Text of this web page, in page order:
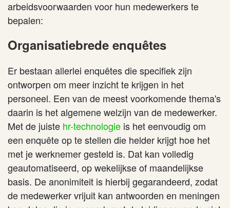
arbeidsvoorwaarden voor hun medewerkers te
bepalen:
Organisatiebrede enquêtes
Er bestaan allerlei enquêtes die specifiek zijn
ontworpen om meer inzicht te krijgen in het
personeel. Een van de meest voorkomende thema's
daarin is het algemene welzijn van de medewerker.
Met de juiste hr-technologie is het eenvoudig om
een enquête op te stellen die helder krijgt hoe het
met je werknemer gesteld is. Dat kan volledig
geautomatiseerd, op wekelijkse of maandelijkse
basis. De anonimiteit is hierbij gegarandeerd, zodat
de medewerker vrijuit kan antwoorden en meningen